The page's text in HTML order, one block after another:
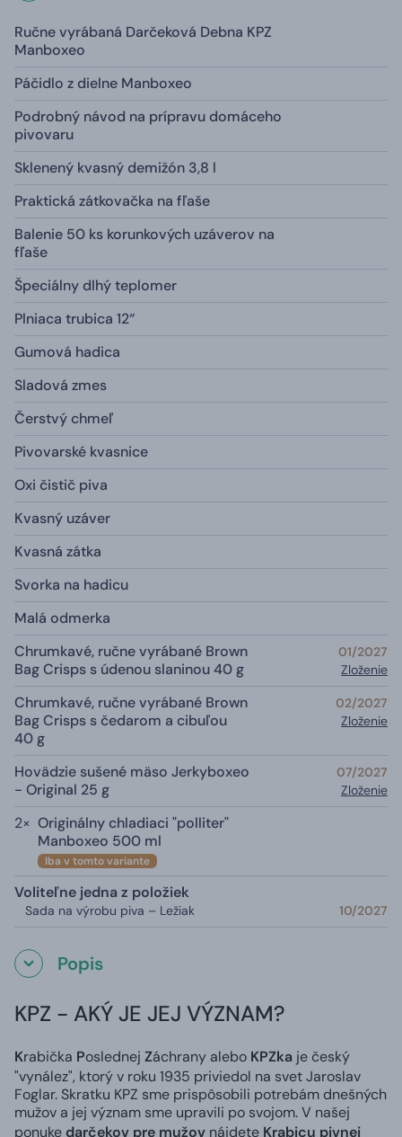
Ručne vyrábaná Darčeková Debna KPZ
Manboxeo
Páčidlo z dielne Manboxeo
Podrobný návod na prípravu domáceho
pivovaru
Sklenený kvasný demižón 3,8 l
Praktická zátkovačka na fľaše
Balenie 50 ks korunkových uzáverov na
fľaše
Špeciálny dlhý teplomer
Plniaca trubica 12“
Gumová hadica
Sladová zmes
Čerstvý chmeľ
Pivovarské kvasnice
Oxi čistič piva
Kvasný uzáver
Kvasná zátka
Svorka na hadicu
Malá odmerka
Chrumkavé, ručne vyrábané Brown
Bag Crisps s údenou slaninou 40 g
01/2027
Zloženie
Chrumkavé, ručne vyrábané Brown
Bag Crisps s čedarom a cibuľou
40 g
02/2027
Zloženie
Hovädzie sušené mäso Jerkyboxeo
- Original 25 g
07/2027
Zloženie
2× Originálny chladiaci "polliter"
Manboxeo 500 ml
Iba v tomto variante
Voliteľne jedna z položiek
Sada na výrobu piva – Ležiak 10/2027
Popis
KPZ - AKÝ JE JEJ VÝZNAM?
Krabička Poslednej Záchrany alebo KPZka je český
"vynález", ktorý v roku 1935 priviedol na svet Jaroslav
Foglar. Skratku KPZ sme prispôsobili potrebám dnešných
mužov a jej význam sme upravili po svojom. V našej
ponuke darčekov pre mužov nájdete Krabicu pivnej